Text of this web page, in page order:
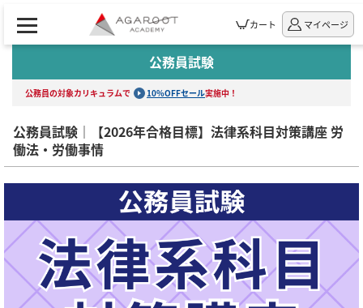
カート マイページ
公務員試験
公務員の対象カリキュラムで 10%OFFセール実施中！
公務員試験｜【2026年合格目標】法律系科目対策講座 労
働法・労働事情